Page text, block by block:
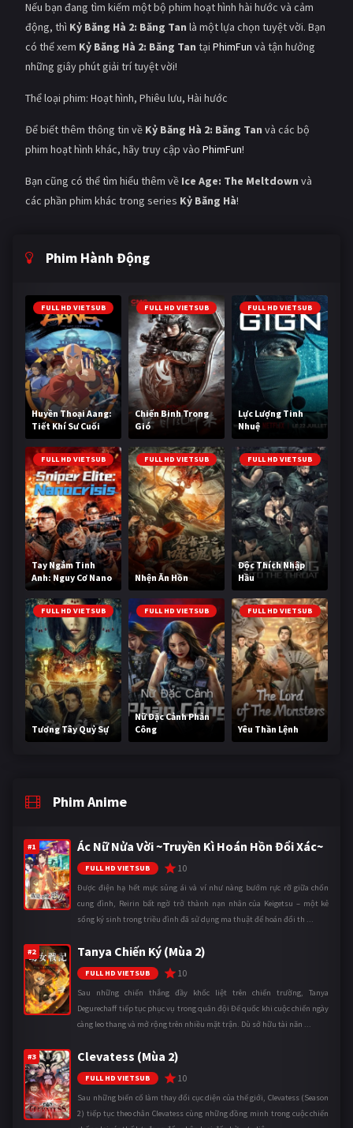
Nếu bạn đang tìm kiếm một bộ phim hoạt hình hài hước và cảm
động, thì Kỷ Băng Hà 2: Băng Tan là một lựa chọn tuyệt vời. Bạn
có thể xem Kỷ Băng Hà 2: Băng Tan tại PhimFun và tận hưởng
những giây phút giải trí tuyệt vời!
Thể loại phim: Hoạt hình, Phiêu lưu, Hài hước
Để biết thêm thông tin về Kỷ Băng Hà 2: Băng Tan và các bộ
phim hoạt hình khác, hãy truy cập vào PhimFun!
Bạn cũng có thể tìm hiểu thêm về Ice Age: The Meltdown và
các phần phim khác trong series Kỷ Băng Hà!
Phim Hành Động
FULL HD VIETSUB
Huyền Thoại Aang:
Tiết Khí Sư Cuối
Cùng
FULL HD VIETSUB
Chiến Binh Trong
Gió
FULL HD VIETSUB
Lực Lượng Tinh
Nhuệ
FULL HD VIETSUB
Tay Ngắm Tinh
Anh: Nguy Cơ Nano
FULL HD VIETSUB
Nhện Ăn Hồn
FULL HD VIETSUB
Độc Thích Nhập
Hầu
FULL HD VIETSUB
Tương Tây Quỷ Sự
FULL HD VIETSUB
Nữ Đặc Cảnh Phản
Công
FULL HD VIETSUB
Yêu Thần Lệnh
Phim Anime
#1 Ác Nữ Nửa Vời ~Truyền Kì Hoán Hồn Đổi Xác~
FULL HD VIETSUB 10
Được điện hạ hết mực sủng ái và ví như nàng bướm rực rỡ giữa chốn
cung đình, Reirin bất ngờ trở thành nạn nhân của Keigetsu – một kẻ
sống ký sinh trong triều đình đã sử dụng ma thuật để hoán đổi th ...
#2 Tanya Chiến Ký (Mùa 2)
FULL HD VIETSUB 10
Sau những chiến thắng đầy khốc liệt trên chiến trường, Tanya
Degurechaff tiếp tục phục vụ trong quân đội Đế quốc khi cuộc chiến ngày
càng leo thang và mở rộng trên nhiều mặt trận. Dù sở hữu tài năn ...
#3 Clevatess (Mùa 2)
FULL HD VIETSUB 10
Sau những biến cố làm thay đổi cục diện của thế giới, Clevatess (Season
2) tiếp tục theo chân Clevatess cùng những đồng minh trong cuộc chiến